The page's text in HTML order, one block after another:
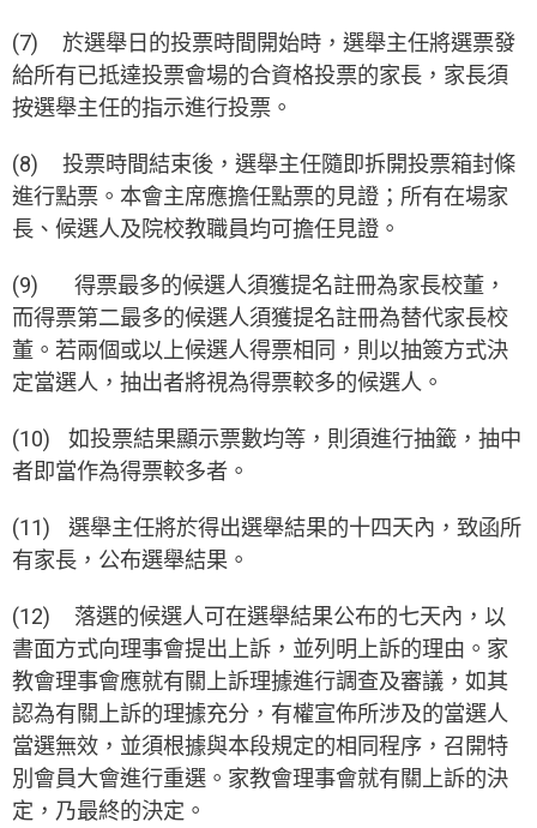
(7) 於選舉日的投票時間開始時，選舉主任將選票發
給所有已抵達投票會場的合資格投票的家長，家長須
按選舉主任的指示進行投票。
(8) 投票時間結束後，選舉主任隨即拆開投票箱封條
進行點票。本會主席應擔任點票的見證；所有在場家
長、候選人及院校教職員均可擔任見證。
(9) 得票最多的候選人須獲提名註冊為家長校董，
而得票第二最多的候選人須獲提名註冊為替代家長校
董。若兩個或以上候選人得票相同，則以抽簽方式決
定當選人，抽出者將視為得票較多的候選人。
(10) 如投票結果顯示票數均等，則須進行抽籤，抽中
者即當作為得票較多者。
(11) 選舉主任將於得出選舉結果的十四天內，致函所
有家長，公布選舉結果。
(12) 落選的候選人可在選舉結果公布的七天內，以
書面方式向理事會提出上訴，並列明上訴的理由。家
教會理事會應就有關上訴理據進行調查及審議，如其
認為有關上訴的理據充分，有權宣佈所涉及的當選人
當選無效，並須根據與本段規定的相同程序，召開特
別會員大會進行重選。家教會理事會就有關上訴的決
定，乃最終的決定。